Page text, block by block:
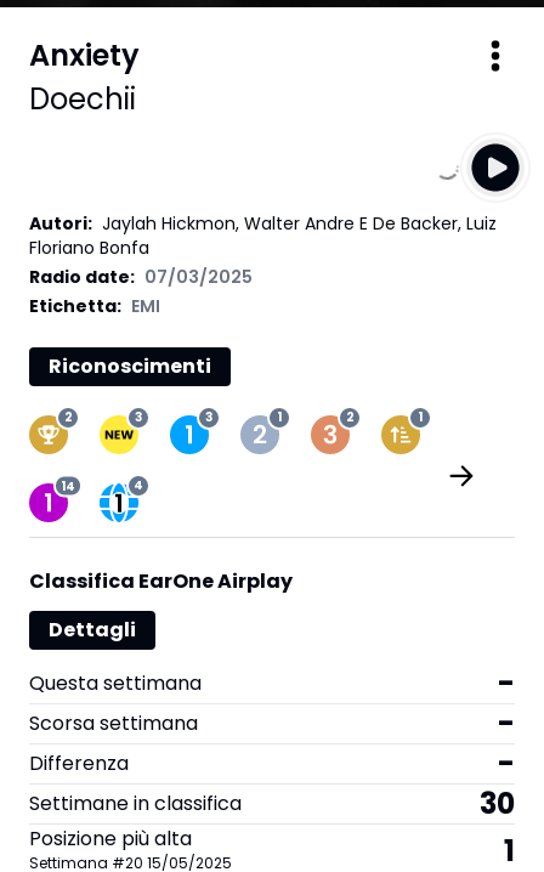
Anxiety
Doechii
Autori: Jaylah Hickmon, Walter Andre E De Backer, Luiz
Floriano Bonfa
Radio date: 07/03/2025
Etichetta: EMI
Riconoscimenti
2 3 3 1 2 1
14 4
Classifica EarOne Airplay
Dettagli
Questa settimana
-
Scorsa settimana -
Differenza -
Settimane in classifica 30
Posizione più alta
Settimana #20 15/05/2025 1